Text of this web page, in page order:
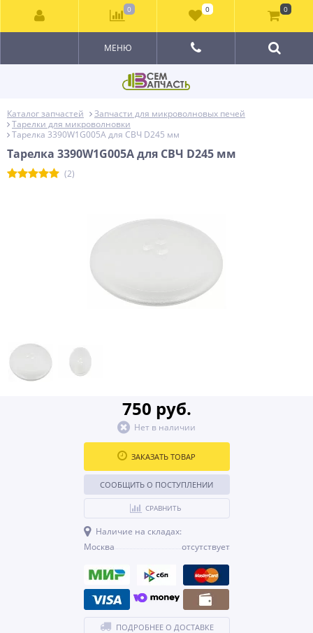
МЕНЮ
Каталог запчастей
Запчасти для микроволновых печей
Тарелки для микроволновки
Тарелка 3390W1G005A для СВЧ D245 мм
Тарелка 3390W1G005A для СВЧ D245 мм
(2)
750 руб.
Нет в наличии
ЗАКАЗАТЬ ТОВАР
СООБЩИТЬ О ПОСТУПЛЕНИИ
СРАВНИТЬ
Наличие на складах:
Москва
отсутствует
ПОДРОБНЕЕ О ДОСТАВКЕ
0 0 0